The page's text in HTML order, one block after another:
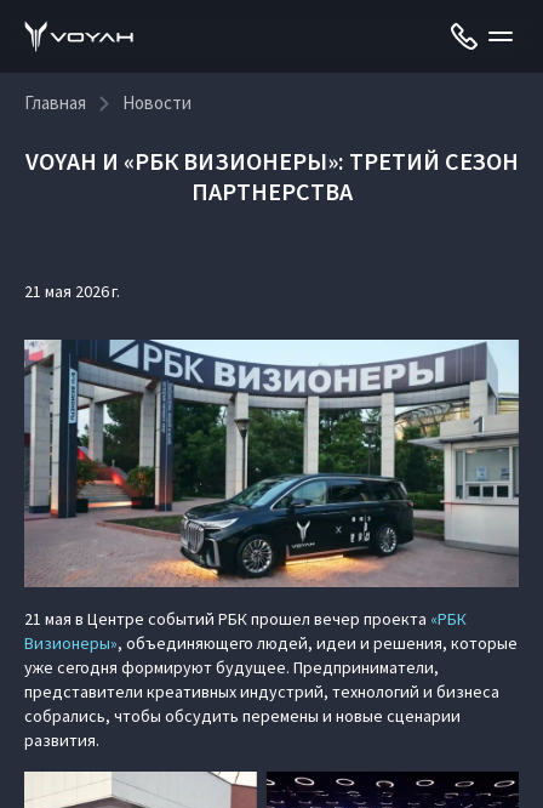
Главная Новости
VOYAH И «РБК ВИЗИОНЕРЫ»: ТРЕТИЙ СЕЗОН
ПАРТНЕРСТВА
21 мая 2026 г.
21 мая в Центре событий РБК прошел вечер проекта «РБК
Визионеры», объединяющего людей, идеи и решения, которые
уже сегодня формируют будущее. Предприниматели,
представители креативных индустрий, технологий и бизнеса
собрались, чтобы обсудить перемены и новые сценарии
развития.